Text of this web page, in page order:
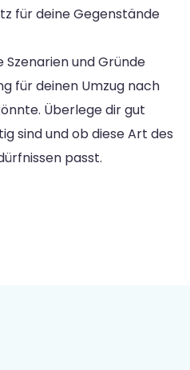
für deine Gegenstände
Szenarien und Gründe
für deinen Umzug nach
Überlege dir gut
sind und ob diese Art des
passt.